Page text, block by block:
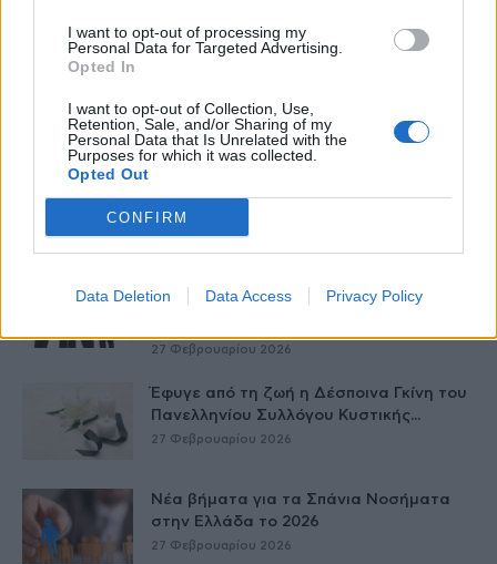
I want to opt-out of processing my
Personal Data for Targeted Advertising.
Opted In
I want to opt-out of Collection, Use,
Retention, Sale, and/or Sharing of my
Personal Data that Is Unrelated with the
Purposes for which it was collected.
Opted Out
CONFIRM
Data Deletion Data Access Privacy Policy
Δείτε Ακόμη
μέσω εξωσωματικής, με την
27 Φεβρουαρίου 2026
Έφυγε από τη ζωή η Δέσποινα Γκίνη του
Πανελληνίου Συλλόγου Κυστικής...
27 Φεβρουαρίου 2026
Νέα βήματα για τα Σπάνια Νοσήματα
στην Ελλάδα το 2026
27 Φεβρουαρίου 2026